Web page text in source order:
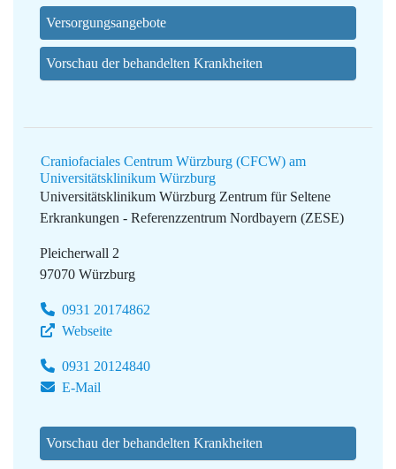
Versorgungsangebote
Vorschau der behandelten Krankheiten
Craniofaciales Centrum Würzburg (CFCW) am
Universitätsklinikum Würzburg
Universitätsklinikum Würzburg Zentrum für Seltene
Erkrankungen - Referenzzentrum Nordbayern (ZESE)
Pleicherwall 2
97070 Würzburg
0931 20174862
Webseite
0931 20124840
E-Mail
Vorschau der behandelten Krankheiten